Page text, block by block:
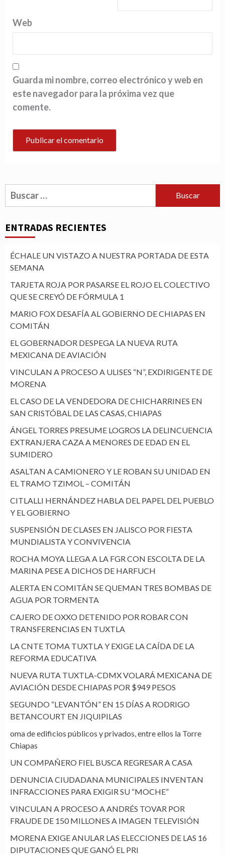
Web
Guarda mi nombre, correo electrónico y web en
este navegador para la próxima vez que
comente.
Buscar:
ENTRADAS RECIENTES
ÉCHALE UN VISTAZO A NUESTRA PORTADA DE ESTA
SEMANA
TARJETA ROJA POR PASARSE EL ROJO EL COLECTIVO
QUE SE CREYÓ DE FÓRMULA 1
MARIO FOX DESAFÍA AL GOBIERNO DE CHIAPAS EN
COMITÁN
EL GOBERNADOR DESPEGA LA NUEVA RUTA
MEXICANA DE AVIACIÓN
VINCULAN A PROCESO A ULISES “N”, EXDIRIGENTE DE
MORENA
EL CASO DE LA VENDEDORA DE CHICHARRINES EN
SAN CRISTÓBAL DE LAS CASAS, CHIAPAS
ÁNGEL TORRES PRESUME LOGROS LA DELINCUENCIA
EXTRANJERA CAZA A MENORES DE EDAD EN EL
SUMIDERO
ASALTAN A CAMIONERO Y LE ROBAN SU UNIDAD EN
EL TRAMO TZIMOL – COMITÁN
CITLALLI HERNÁNDEZ HABLA DEL PAPEL DEL PUEBLO
Y EL GOBIERNO
SUSPENSIÓN DE CLASES EN JALISCO POR FIESTA
MUNDIALISTA Y CONVIVENCIA
ROCHA MOYA LLEGA A LA FGR CON ESCOLTA DE LA
MARINA PESE A DICHOS DE HARFUCH
ALERTA EN COMITÁN SE QUEMAN TRES BOMBAS DE
AGUA POR TORMENTA
CAJERO DE OXXO DETENIDO POR ROBAR CON
TRANSFERENCIAS EN TUXTLA
LA CNTE TOMA TUXTLA Y EXIGE LA CAÍDA DE LA
REFORMA EDUCATIVA
NUEVA RUTA TUXTLA-CDMX VOLARÁ MEXICANA DE
AVIACIÓN DESDE CHIAPAS POR $949 PESOS
SEGUNDO “LEVANTÓN” EN 15 DÍAS A RODRIGO
BETANCOURT EN JIQUIPILAS
oma de edificios públicos y privados, entre ellos la Torre
Chiapas
UN COMPAÑERO FIEL BUSCA REGRESAR A CASA
DENUNCIA CIUDADANA MUNICIPALES INVENTAN
INFRACCIONES PARA EXIGIR SU “MOCHE”
VINCULAN A PROCESO A ANDRÉS TOVAR POR
FRAUDE DE 150 MILLONES A IMAGEN TELEVISIÓN
MORENA EXIGE ANULAR LAS ELECCIONES DE LAS 16
DIPUTACIONES QUE GANÓ EL PRI